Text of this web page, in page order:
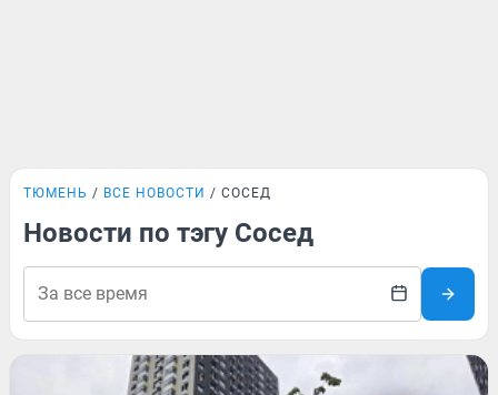
ТЮМЕНЬ ВСЕ НОВОСТИ СОСЕД
Новости по тэгу Сосед